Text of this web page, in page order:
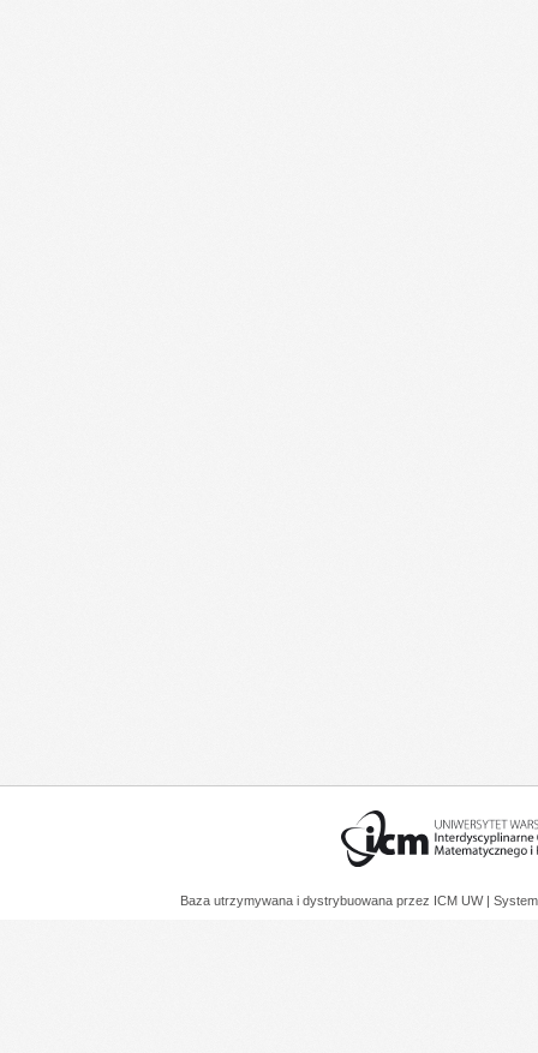
Baza utrzymywana i dystrybuowana przez ICM UW |